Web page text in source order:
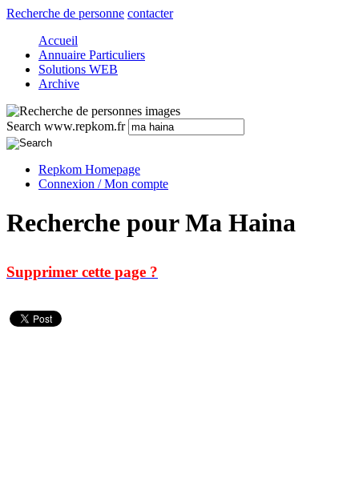
Recherche de personne contacter
Accueil
Annuaire Particuliers
Solutions WEB
Archive
Search www.repkom.fr
Repkom Homepage
Connexion / Mon compte
Recherche pour Ma Haina
Supprimer cette page ?